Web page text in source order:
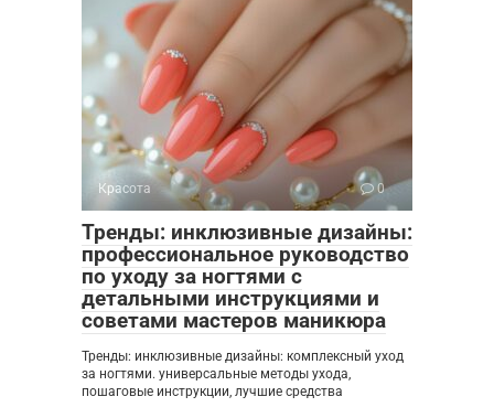
Красота 0
Тренды: инклюзивные дизайны:
профессиональное руководство
по уходу за ногтями с
детальными инструкциями и
советами мастеров маникюра
Тренды: инклюзивные дизайны: комплексный уход
за ногтями. универсальные методы ухода,
пошаговые инструкции, лучшие средства